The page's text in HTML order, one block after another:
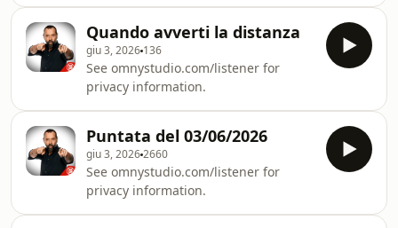
Quando avverti la distanza
giu 3, 2026 136
See omnystudio.com/listener for
privacy information.
Puntata del 03/06/2026
giu 3, 20262660
See omnystudio.com/listener for
privacy information.